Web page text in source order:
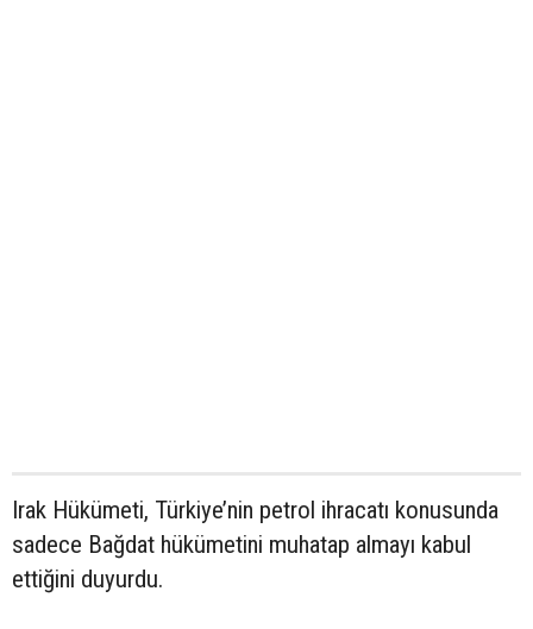
Irak Hükümeti, Türkiye’nin petrol ihracatı konusunda
sadece Bağdat hükümetini muhatap almayı kabul
ettiğini duyurdu.